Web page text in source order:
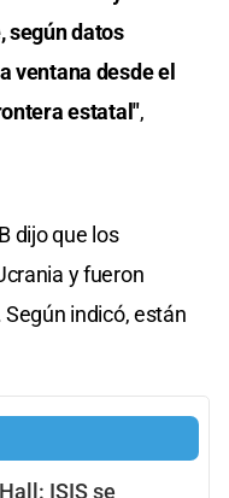
según datos
ventana desde el
estatal",
dijo que los
y fueron
indicó, están
ISIS se